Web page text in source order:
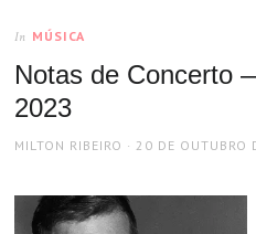
In MÚSICA
Notas de Concerto
2023
AUTHOR
MILTON RIBEIRO
POSTED
20 DE OUTUBRO